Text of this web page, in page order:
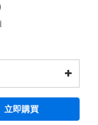
立即購買